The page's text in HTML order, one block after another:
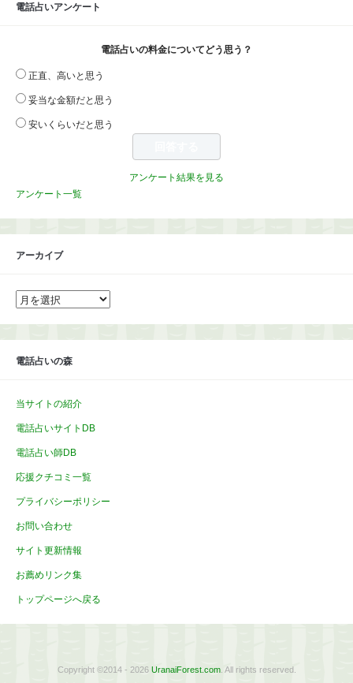
電話占いアンケート
電話占いの料金についてどう思う？
正直、高いと思う
妥当な金額だと思う
安いくらいだと思う
アンケート結果を見る
アンケート一覧
アーカイブ
ア
ー
イ
電話占いの森
当サイトの紹介
電話占いサイトDB
電話占い師DB
応援クチコミ一覧
プライバシーポリシー
お問い合わせ
サイト更新情報
お薦めリンク集
トップページへ戻る
Copyright ©2014 - 2026 UranaiForest.com. All rights reserved.